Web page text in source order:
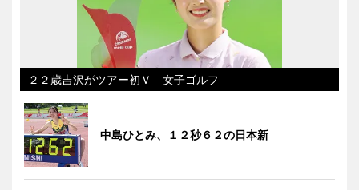
２２歳吉沢がツアー初Ｖ 女子ゴルフ
中島ひとみ、１２秒６２の日本新